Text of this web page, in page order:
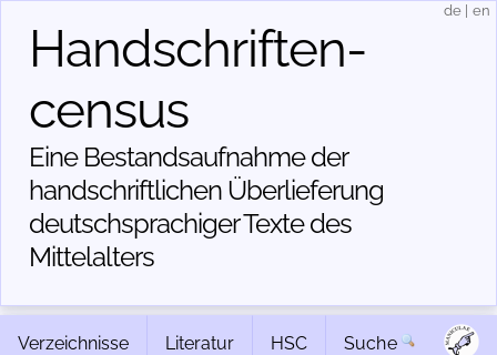
Handschriften­
census
Eine Bestandsaufnahme der
handschriftlichen Über­lieferung
deutschsprachiger Texte des
Mittelalters
de en
Verzeichnisse Literatur HSC Suche